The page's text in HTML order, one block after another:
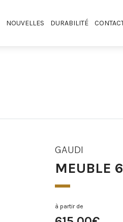
NOUVELLES DURABILITÉ
GAUDI
MEUBLE
à partir de